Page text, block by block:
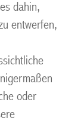
dahin,
entwerfen,
oder